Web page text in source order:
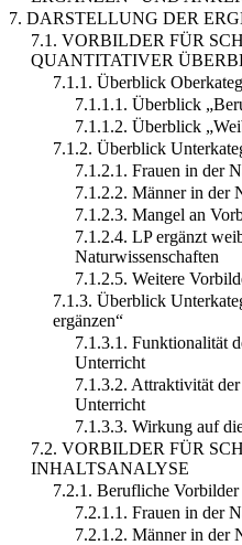
7. DARSTELLUNG DER
7.1. VORBILDER FÜR
QUANTITATIVER
7.1.1. Überblick
7.1.1.1. Überblick
7.1.1.2. Überblick
7.1.2. Überblick
7.1.2.1. Frauen in der
7.1.2.2. Männer in der
7.1.2.3. Mangel an
7.1.2.4. LP ergänzt
Naturwissenschaften
7.1.2.5. Weitere
7.1.3. Überblick
ergänzen“
7.1.3.1. Funktionalität
Unterricht
7.1.3.2. Attraktivität
Unterricht
7.1.3.3. Wirkung auf
7.2. VORBILDER FÜR
INHALTSANALYSE
7.2.1. Berufliche Vorbilder
7.2.1.1. Frauen in der
7.2.1.2. Männer in der